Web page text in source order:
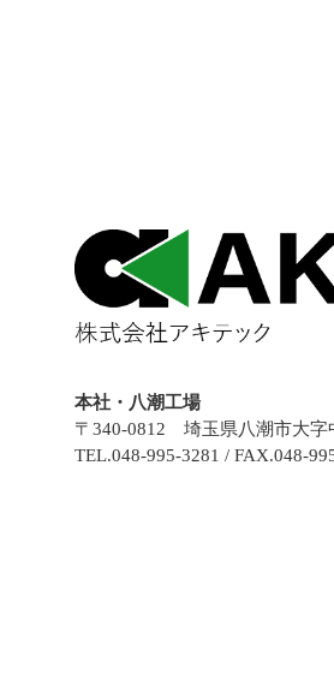
本社・八潮工場
〒340-0812 埼玉県八潮市大字
TEL.048-995-3281 / FAX.048-